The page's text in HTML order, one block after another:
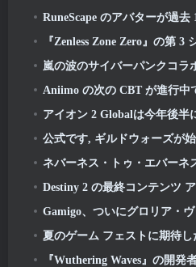
RuneScape のアバターが過去 10 年間で最大のビ
『Zenless Zone Zero』の第 3 シーズンは、天空のバンブー島へ
嵐の波のサイバーパンクコラボはまさに私がビデオゲーム
Aniimo の次の CBT が進行中です…そ
アイオン 2 Globalは今年後半
公式です, ギルドウォーズが
ネバーネス・トゥ・エバーネスがこんなに早くポルシェコラボガチャをやる
Destiny 2 の最終コンテンツ アップデート
Gamigo、ついにグロリア・ヴィクティスの復
夏のゲーム フェストに期待したい
『Wuthering Waves』の開発者がラハイとロ